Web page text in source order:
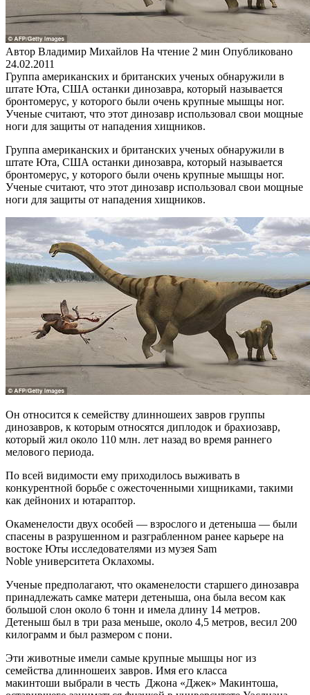
Автор Владимир Михайлов На чтение 2 мин Опубликовано
24.02.2011
Группа американских и британских ученых обнаружили в
штате Юта, США останки динозавра, который называется
бронтомерус, у которого были очень крупные мышцы ног.
Ученые считают, что этот динозавр использовал свои мощные
ноги для защиты от нападения хищников.
Группа американских и британских ученых обнаружили в
штате Юта, США останки динозавра, который называется
бронтомерус, у которого были очень крупные мышцы ног.
Ученые считают, что этот динозавр использовал свои мощные
ноги для защиты от нападения хищников.
Он относится к семейству длинношеих завров группы
динозавров, к которым относятся диплодок и брахиозавр,
который жил около 110 млн. лет назад во время раннего
мелового периода.
По всей видимости ему приходилось выживать в
конкурентной борьбе с ожесточенными хищниками, такими
как дейноних и ютараптор.
Окаменелости двух особей — взрослого и детеныша — были
спасены в разрушенном и разграбленном ранее карьере на
востоке Юты исследователями из музея Sam
Noble университета Оклахомы.
Ученые предполагают, что окаменелости старшего динозавра
принадлежать самке матери детеныша, она была весом как
большой слон около 6 тонн и имела длину 14 метров.
Детеныш был в три раза меньше, около 4,5 метров, весил 200
килограмм и был размером с пони.
Эти животные имели самые крупные мышцы ног из
семейства длинношеих завров. Имя его класса
макинтоши выбрали в честь Джона «Джек» Макинтоша,